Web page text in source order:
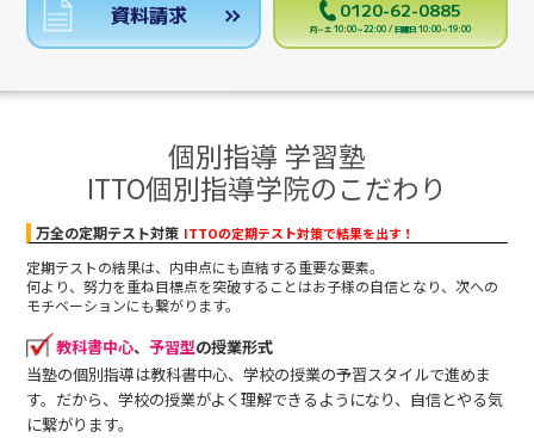
資料請求 0120-62-0885
月～土 10:00～22:00 / 日曜日 10:00～19:00
個別指導 学習塾
ITTO個別指導学院のこだわり
万全の定期テスト対策 ITTOの定期テスト対策で結果を出す！
定期テストの結果は、内申点にも直結する重要な要素。
何より、努力を重ね目標点を突破することはお子様の自信となり、次への
モチベーションにも繋がります。
教科書中心、 予習型の授業形式
当塾の個別指導は教科書中心、学校の授業の予習スタイルで進めま
す。だから、学校の授業がよく理解できるようになり、自信とやる気
に繋がります。